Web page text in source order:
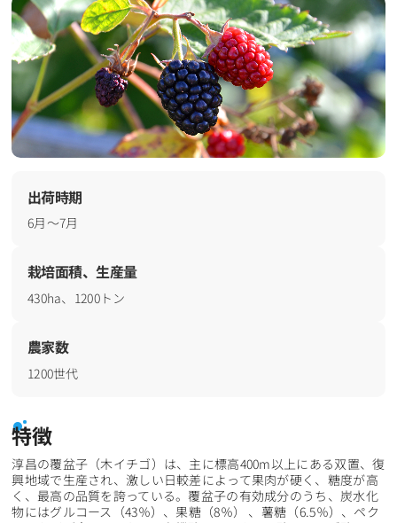
出荷時期
6月～7月
栽培面積、生産量
430ha、1200トン
農家数
1200世代
特徴
淳昌の覆盆子（木イチゴ）は、主に標高400m以上にある双置、復
興地域で生産され、激しい日較差によって果肉が硬く、糖度が高
く、最高の品質を誇っている。覆盆子の有効成分のうち、炭水化
物にはグルコース（43％）、果糖（8％） 、薯糖（6.5％）、ペク